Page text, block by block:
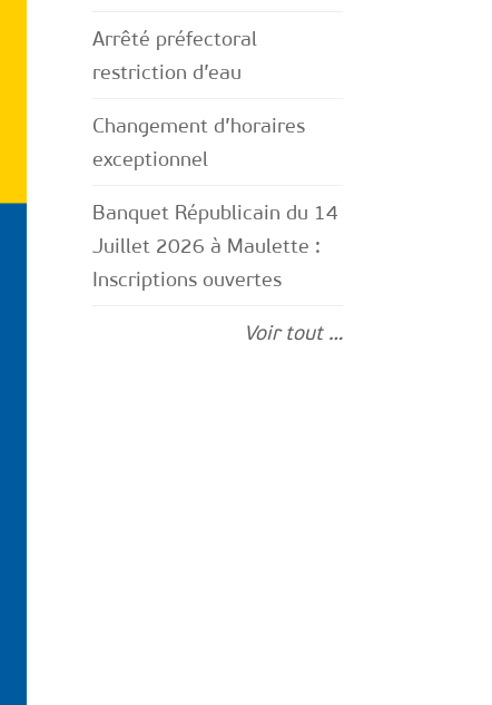
Arrêté préfectoral
restriction d’eau
Changement d’horaires
exceptionnel
Banquet Républicain du 14
Juillet 2026 à Maulette :
Inscriptions ouvertes
Voir tout …